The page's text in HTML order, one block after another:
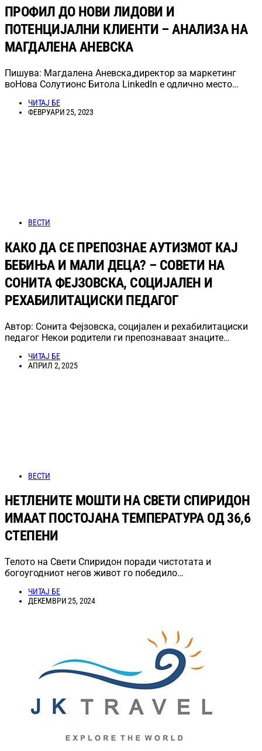
ПРОФИЛ ДО НОВИ ЛИДОВИ И
ПОТЕНЦИЈАЛНИ КЛИЕНТИ – АНАЛИЗА НА
МАГДАЛЕНА АНЕВСКА
Пишува: Магдалена Аневска,директор за маркетинг
воНова Солутионс Битола LinkedIn е одлично место…
ЧИТАЈ БЕ
ФЕВРУАРИ 25, 2023
ВЕСТИ
КАКО ДА СЕ ПРЕПОЗНАЕ АУТИЗМОТ КАЈ
БЕБИЊА И МАЛИ ДЕЦА? – СОВЕТИ НА
СОНИТА ФЕЈЗОВСКА, СОЦИЈАЛЕН И
РЕХАБИЛИТАЦИСКИ ПЕДАГОГ
Автор: Сонита Фејзовска, социјален и рехабилитациски
педагог Некои родители ги препознаваат знаците…
ЧИТАЈ БЕ
АПРИЛ 2, 2025
ВЕСТИ
НЕТЛЕНИТЕ МОШТИ НА СВЕТИ СПИРИДОН
ИМААТ ПОСТОЈАНА ТЕМПЕРАТУРА ОД 36,6
СТЕПЕНИ
Телото на Свети Спиридон поради чистотата и
богоугодниот негов живот го победило…
ЧИТАЈ БЕ
ДЕКЕМВРИ 25, 2024